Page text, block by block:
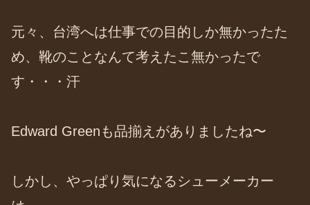
元々、台湾へは仕事での目的しか無かったた
め、靴のことなんて考えたこ無かったで
す・・・汗
Edward Greenも品揃えがありましたね〜
しかし、やっぱり気になるシューメーカー